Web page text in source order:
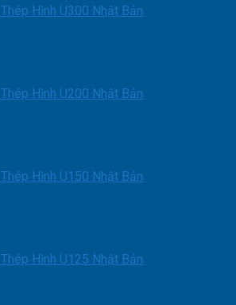
Cung
Giỏ
Uy
Thép Hình U300 Nhật Bản
Thép Hình U200 Nhật Bản
Thép Hình U150 Nhật Bản
Thép Hình U125 Nhật Bản